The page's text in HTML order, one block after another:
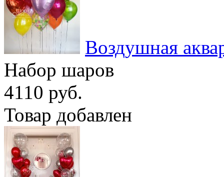
Воздушная
Набор шаров
4110 руб.
Товар добавлен